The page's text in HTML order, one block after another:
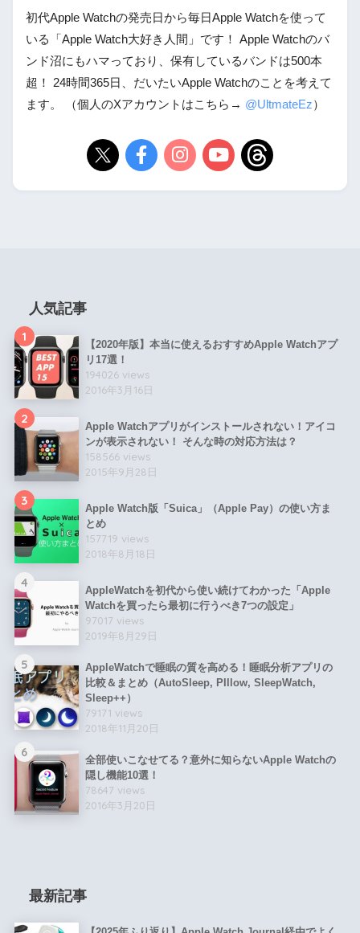
初代Apple Watchの発売日から毎日Apple Watchを使って
いる「Apple Watch大好き人間」です！ Apple Watchのバ
ンド沼にもハマっており、保有しているバンドは500本
超！ 24時間365日、だいたいApple Watchのことを考えて
ます。 （個人のXアカウントはこちら→ @UltmateEz）
人気記事
1
【2020年版】本当に使えるおすすめApple Watchアプ
リ17選！
194026 views
2016年3月16日
2
Apple Watchアプリがインストールされない！アイコ
ンが表示されない！ そんな時の対応方法は？
158566 views
2015年9月28日
3
Apple Watch版「Suica」（Apple Pay）の使い方ま
とめ
157719 views
2018年8月18日
4
AppleWatchを初代から使い続けてわかった「Apple
Watchを買ったら最初に行うべき7つの設定」
97017 views
2019年8月29日
5
AppleWatchで睡眠の質を高める！睡眠分析アプリの
比較＆まとめ（AutoSleep, PIllow, SleepWatch,
Sleep++）
79171 views
2018年11月20日
6
全部使いこなせてる？意外に知らないApple Watchの
隠し機能10選！
78647 views
2016年3月20日
最新記事